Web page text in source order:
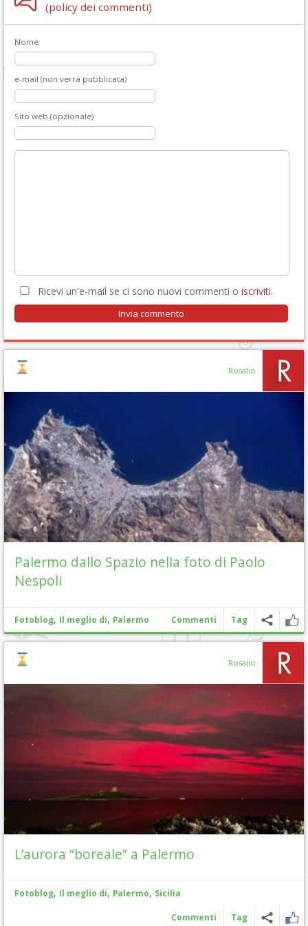
(policy dei commenti)
Nome
e-mail (non verrà pubblicata)
Sito web (opzionale)
Ricevi un'e-mail se ci sono nuovi commenti o iscriviti.
Rosalio
Palermo dallo Spazio nella foto di Paolo
Nespoli
Fotoblog, Il meglio di, Palermo Commenti Tag
Rosalio
L’aurora “boreale” a Palermo
Fotoblog, Il meglio di, Palermo, Sicilia
Commenti Tag